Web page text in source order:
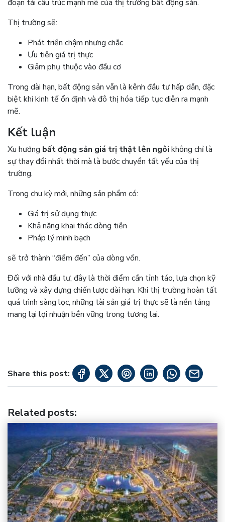
đoạn tái cấu trúc mạnh mẽ của thị trường bất động sản.
Thị trường sẽ:
Phát triển chậm nhưng chắc
Ưu tiên giá trị thực
Giảm phụ thuộc vào đầu cơ
Trong dài hạn, bất động sản vẫn là kênh đầu tư hấp dẫn, đặc
biệt khi kinh tế ổn định và đô thị hóa tiếp tục diễn ra mạnh
mẽ.
Kết luận
Xu hướng bất động sản giá trị thật lên ngôi không chỉ là
sự thay đổi nhất thời mà là bước chuyển tất yếu của thị
trường.
Trong chu kỳ mới, những sản phẩm có:
Giá trị sử dụng thực
Khả năng khai thác dòng tiền
Pháp lý minh bạch
sẽ trở thành “điểm đến” của dòng vốn.
Đối với nhà đầu tư, đây là thời điểm cần tỉnh táo, lựa chọn kỹ
lưỡng và xây dựng chiến lược dài hạn. Khi thị trường hoàn tất
quá trình sàng lọc, những tài sản giá trị thực sẽ là nền tảng
mang lại lợi nhuận bền vững trong tương lai.
Share this post:
Related posts: